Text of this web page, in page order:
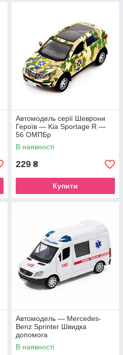
Автомодель серії Шеврони
Героїв — Kia Sportage R —
56 ОМПБр
В наявності
229 ₴
Купити
Автомодель — Mercedes-
Benz Sprinter Швидка
допомога
В наявності